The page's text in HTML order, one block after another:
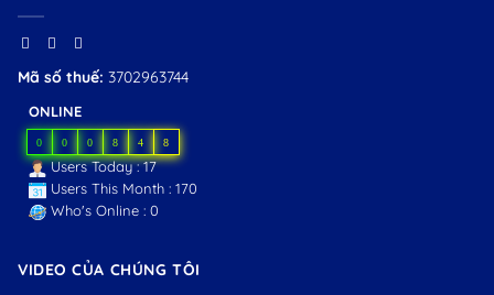
Mã số thuế: 3702963744
ONLINE
0 0 0 8 4 8
Users Today : 17
Users This Month : 170
Who's Online : 0
VIDEO CỦA CHÚNG TÔI